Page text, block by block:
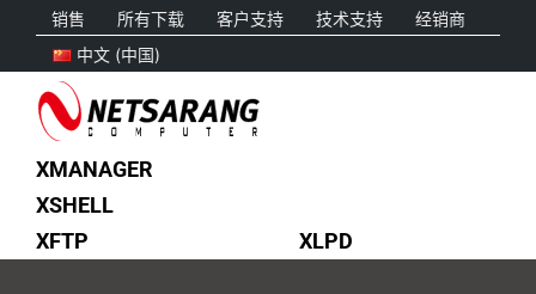
content
销售 所有下载 客户支持 技术支持
经销商
中文 (中国)
XMANAGER
XSHELL
XFTP
XLPD